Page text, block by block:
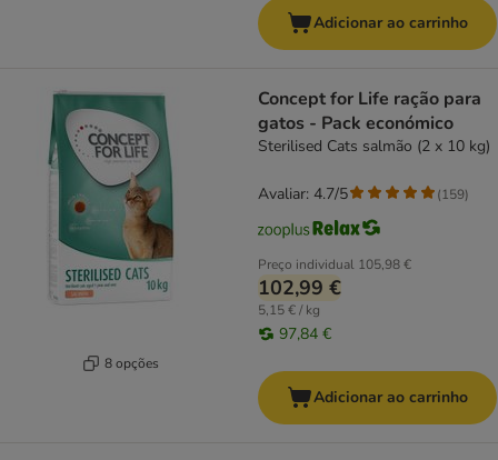
Adicionar ao carrinho
8 opções
Concept for Life ração para
gatos - Pack económico
Sterilised Cats salmão (2 x 10 kg)
Preço individual 105,98 €
102,99 €
5,15 € / kg
97,84 €
Avaliar: 4.7/5 (159)
Adicionar ao carrinho